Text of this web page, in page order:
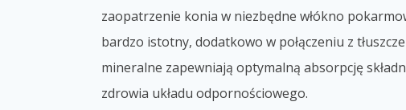
zaopatrzenie konia w niezbędne włókno
bardzo istotny, dodatkowo w połączeniu z
mineralne zapewniają optymalną absorpcję
zdrowia układu odpornościowego.